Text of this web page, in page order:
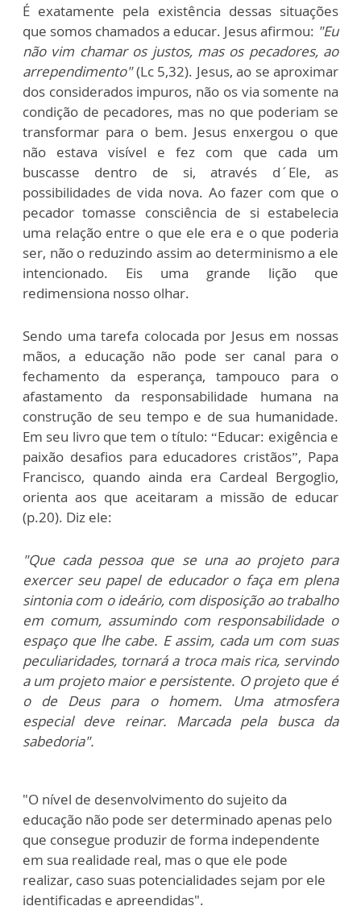
É exatamente pela existência dessas situações
que somos chamados a educar. Jesus afirmou: "Eu
não vim chamar os justos, mas os pecadores, ao
arrependimento"(Lc 5,32). Jesus, ao se aproximar
dos considerados impuros, não os via somente na
condição de pecadores, mas no que poderiam se
transformar para o bem. Jesus enxergou o que
não estava visível e fez com que cada um
buscasse dentro de si, através d´Ele, as
possibilidades de vida nova. Ao fazer com que o
pecador tomasse consciência de si estabelecia
uma relação entre o que ele era e o que poderia
ser, não o reduzindo assim ao determinismo a ele
intencionado. Eis uma grande lição que
redimensiona nosso olhar.
Sendo uma tarefa colocada por Jesus em nossas
mãos, a educação não pode ser canal para o
fechamento da esperança, tampouco para o
afastamento da responsabilidade humana na
construção de seu tempo e de sua humanidade.
Em seu livro que tem o título: “Educar: exigência e
paixão desafios para educadores cristãos”, Papa
Francisco, quando ainda era Cardeal Bergoglio,
orienta aos que aceitaram a missão de educar
(p.20). Diz ele:
"Que cada pessoa que se una ao projeto para
exercer seu papel de educador o faça em plena
sintonia com o ideário, com disposição ao trabalho
em comum, assumindo com responsabilidade o
espaço que lhe cabe. E assim, cada um com suas
peculiaridades, tornará a troca mais rica, servindo
a um projeto maior e persistente. O projeto que é
o de Deus para o homem. Uma atmosfera
especial deve reinar. Marcada pela busca da
sabedoria".
"O nível de desenvolvimento do sujeito da
educação não pode ser determinado apenas pelo
que consegue produzir de forma independente
em sua realidade real, mas o que ele pode
realizar, caso suas potencialidades sejam por ele
identificadas e apreendidas".